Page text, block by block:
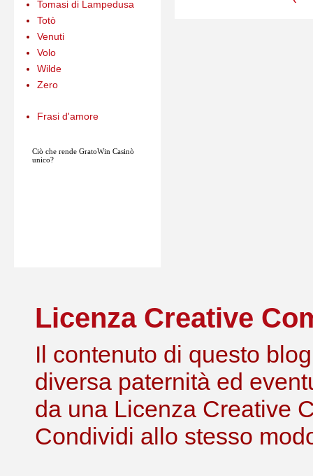
Tomasi di Lampedusa
Totò
Venuti
Volo
Wilde
Zero
Frasi d'amore
Ciò che rende GratoWin Casinò
unico?
Licenza Creative
Il contenuto di questo
diversa paternità ed
da una Licenza Creative
Condividi allo stesso